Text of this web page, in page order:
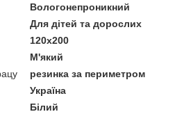
Вологонепроникний
Для дітей та дорослих
120x200
М'який
резинка за периметром
Україна
Білий